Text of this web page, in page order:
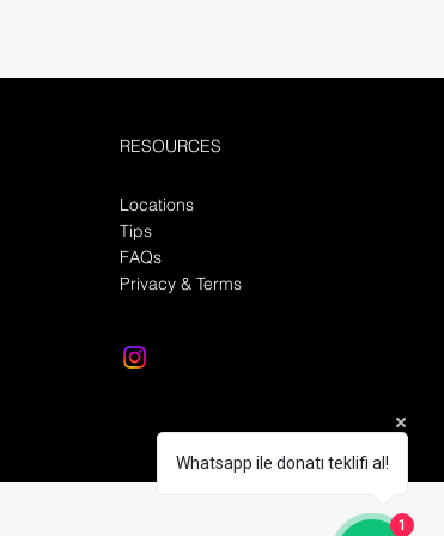
RESOURCES
Locations
Tips
FAQs
Privacy & Terms
Whatsapp ile donatı teklifi al!
1